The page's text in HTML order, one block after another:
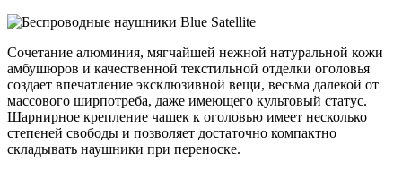
Сочетание алюминия, мягчайшей нежной натуральной кожи
амбушюров и качественной текстильной отделки оголовья
создает впечатление эксклюзивной вещи, весьма далекой от
массового ширпотреба, даже имеющего культовый статус.
Шарнирное крепление чашек к оголовью имеет несколько
степеней свободы и позволяет достаточно компактно
складывать наушники при переноске.